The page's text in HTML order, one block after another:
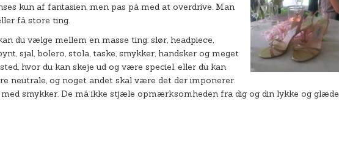
kun af fantasien, men pas på med at overdrive. Man
få store ting.
du vælge mellem en masse ting: slør, headpiece,
sjal, bolero, stola, taske, smykker, handsker og meget
hvor du kan skeje ud og være speciel, eller du kan
neutrale, og noget andet skal være det der imponerer.
smykker. De må ikke stjæle opmærksomheden fra dig og din lykke og glæde